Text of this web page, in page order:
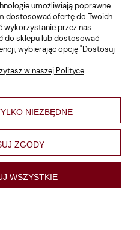
umożliwiają poprawne
dostosować ofertę do Twoich
wykorzystanie przez nas
do sklepu lub dostosować
wybierając opcję "Dostosuj
w naszej Polityce
NIEZBĘDNE
ZGODY
WSZYSTKIE